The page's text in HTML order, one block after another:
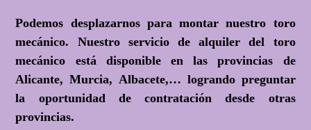
Podemos desplazarnos para montar nuestro toro
mecánico. Nuestro servicio de alquiler del toro
mecánico está disponible en las provincias de
Alicante, Murcia, Albacete,… logrando preguntar
la oportunidad de contratación desde otras
provincias.